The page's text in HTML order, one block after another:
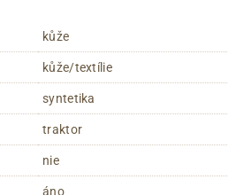
kůže
kůže/textílie
syntetika
traktor
nie
áno